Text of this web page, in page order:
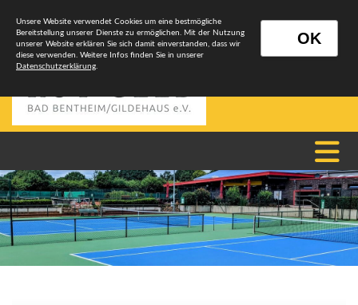
OK
Unsere Website verwendet Cookies um eine bestmögliche
Bereitstellung unserer Dienste zu ermöglichen. Mit der Nutzung
unserer Website erklären Sie sich damit einverstanden, dass wir
diese verwenden. Weitere Infos finden Sie in unserer
Datenschutzerklärung.